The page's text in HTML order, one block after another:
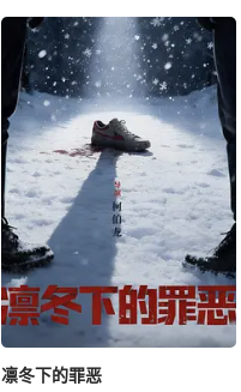
凛冬下的罪恶